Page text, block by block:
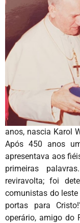
anos, nascia Karol
Após 450 anos
apresentava aos
primeiras
reviravolta; foi
comunistas do leste
portas para
operário, amigo do